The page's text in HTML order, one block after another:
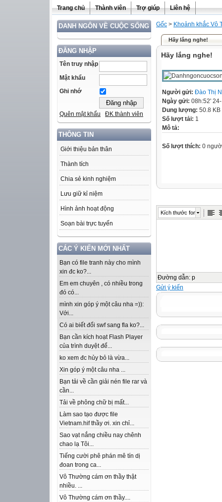
Trang chủ Thành viên Trợ giúp Liên hệ
DANH NGÔN VỀ CUỘC SỐNG
ĐĂNG NHẬP
Tên truy nhập
Mật khẩu
Ghi nhớ
Quên mật khẩu ĐK thành viên
THÔNG TIN
Giới thiệu bản thân
Thành tích
Chia sẻ kinh nghiệm
Lưu giữ kỉ niệm
Hình ảnh hoạt động
Soạn bài trực tuyến
CÁC Ý KIẾN MỚI NHẤT
Bạn có file tranh này cho mình
xin đc ko?...
Em em chuyên , có nhiều trong
đó có...
mình xin góp ý một câu nha =)):
Với...
Có ai biết đổi swf sang fla ko?...
Bạn cần kích hoạt Flash Player
của trình duyệt để...
ko xem đc hủy bỏ là vừa...
Xin góp ý một câu nha ...
Bạn tải về cần giải nén file rar và
cần...
Tải về phông chữ bị mất...
Làm sao tạo được file
Vietnam.hif thầy ơi. xin chỉ...
Sao vạt nắng chiều nay chênh
chao lạ Tôi...
Tiếng cười phê phán mê tín dị
đoan trong ca...
Vô Thường cám ơn thầy thật
nhiều. ...
Vô Thường cám ơn thầy....
Gốc > Khoảnh khắc Vô
Hãy lắng nghe!
Hãy lắng nghe!
Người gửi: Đào Thị
Ngày gửi: 08h:52'
Dung lượng: 50.8 KB
Số lượt tải: 1
Mô tả:
Số lượt thích: 0
Kích thước font
Đường dẫn: p
Gửi ý kiến